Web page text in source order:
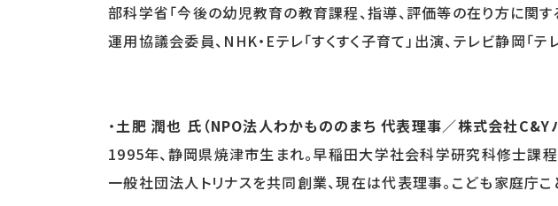
部科学省「今後の幼児教育の教育課程、指導、評価等の在り方に関
運用協議会委員、NHK・Eテレ「すくすく子育て」出演、テレビ静岡「テ
・土肥 潤也 氏（NPO法人わかもののまち 代表理事／株式会社C&Y
1995年、静岡県焼津市生まれ。早稲田大学社会科学研究科修士課程
一般社団法人トリナスを共同創業、現在は代表理事。こども家庭庁